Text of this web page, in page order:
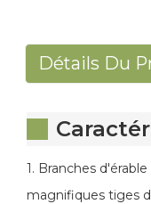
Détails Du
1. Branches
magnifiques tiges